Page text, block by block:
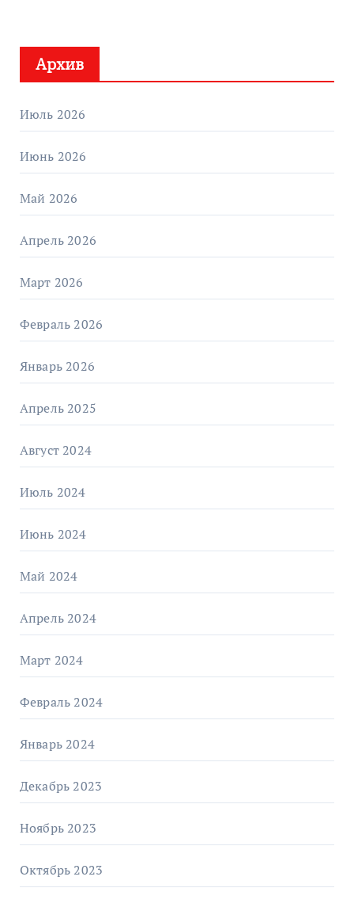
Архив
Июль 2026
Июнь 2026
Май 2026
Апрель 2026
Март 2026
Февраль 2026
Январь 2026
Апрель 2025
Август 2024
Июль 2024
Июнь 2024
Май 2024
Апрель 2024
Март 2024
Февраль 2024
Январь 2024
Декабрь 2023
Ноябрь 2023
Октябрь 2023